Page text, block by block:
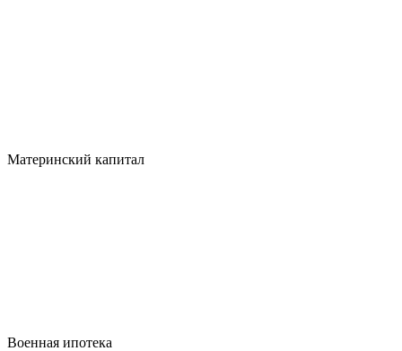
Материнский капитал
Военная ипотека